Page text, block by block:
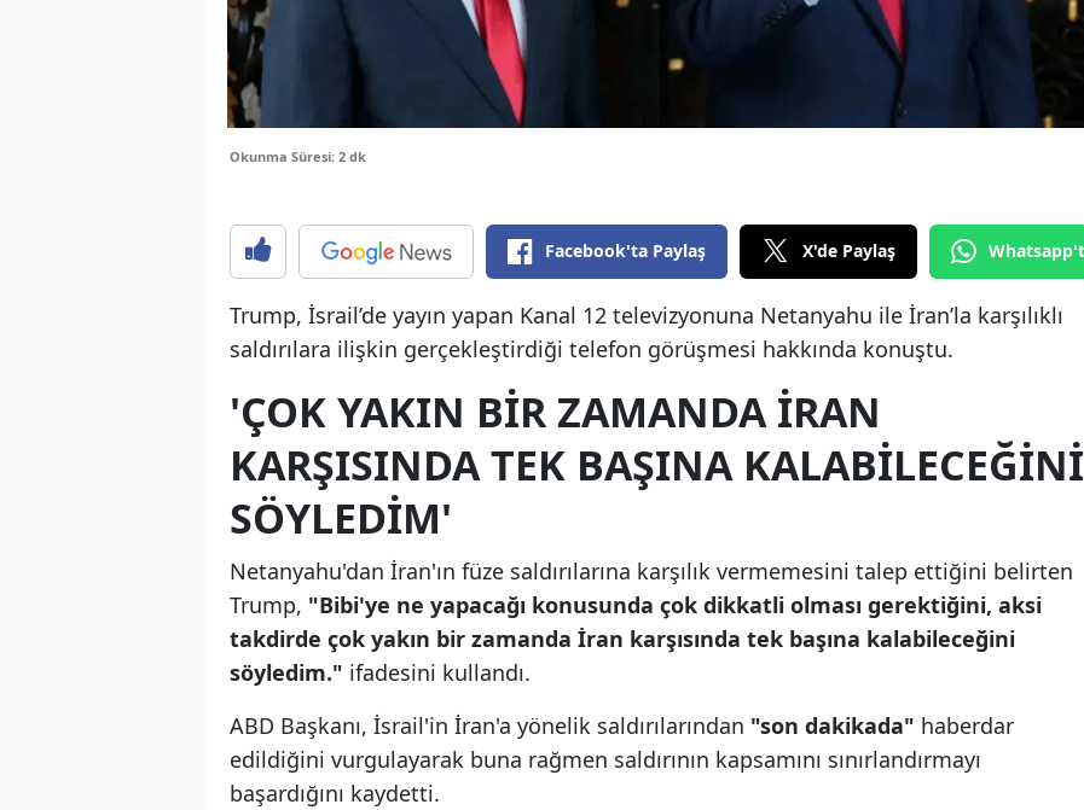
Elazığ
Erzincan
Eskişehir
Gaziantep
Giresun
Hakkari
Hatay
Mersin
Kars
Kastamonu
Okunma Süresi: 2 dk
Facebook'ta Paylaş X'de Paylaş
Trump, İsrail’de yayın yapan Kanal 12 televizyonuna Netanyahu ile İran’la karşılıklı
saldırılara ilişkin gerçekleştirdiği telefon görüşmesi hakkında konuştu.
'ÇOK YAKIN BIR ZAMANDA İRAN
KARŞISINDA TEK BAŞINA KALABILECEĞINI
SÖYLEDIM'
Netanyahu'dan İran'ın füze saldırılarına karşılık vermemesini talep ettiğini belirten
Trump, "Bibi'ye ne yapacağı konusunda çok dikkatli olması gerektiğini, aksi
takdirde çok yakın bir zamanda İran karşısında tek başına kalabileceğini
söyledim." ifadesini kullandı.
ABD Başkanı, İsrail'in İran'a yönelik saldırılarından "son dakikada" haberdar
edildiğini vurgulayarak buna rağmen saldırının kapsamını sınırlandırmayı
başardığını kaydetti.